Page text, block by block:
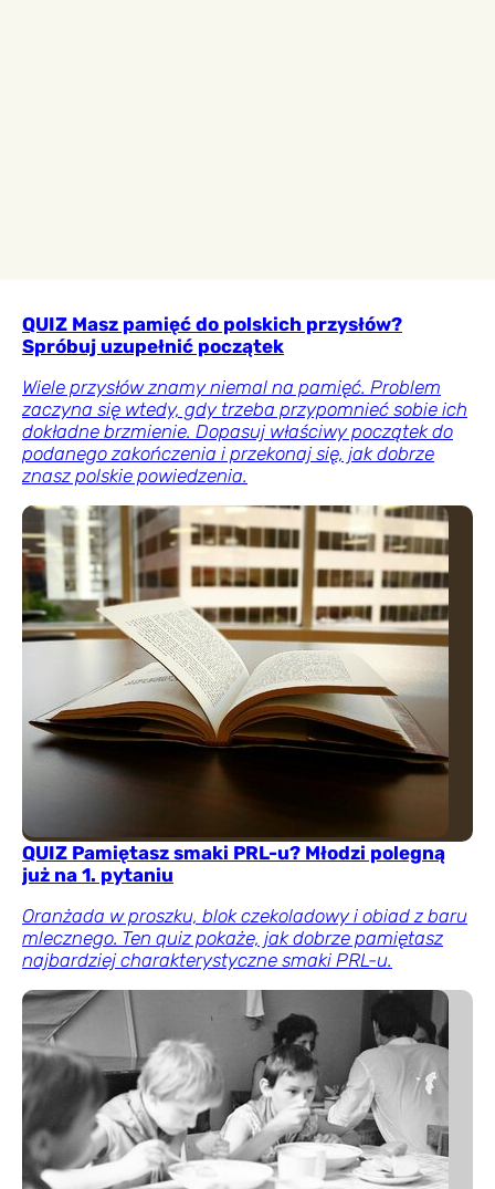
QUIZ Masz pamięć do polskich przysłów?
Spróbuj uzupełnić początek
Wiele przysłów znamy niemal na pamięć. Problem
zaczyna się wtedy, gdy trzeba przypomnieć sobie ich
dokładne brzmienie. Dopasuj właściwy początek do
podanego zakończenia i przekonaj się, jak dobrze
znasz polskie powiedzenia.
QUIZ Pamiętasz smaki PRL-u? Młodzi polegną
już na 1. pytaniu
Oranżada w proszku, blok czekoladowy i obiad z baru
mlecznego. Ten quiz pokaże, jak dobrze pamiętasz
najbardziej charakterystyczne smaki PRL-u.